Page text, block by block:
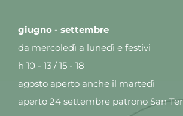
giugno - settembre
da mercoledì a lunedì e festivi
h 10 - 13 / 15 - 18
agosto aperto anche il martedì
aperto 24 settembre patrono San